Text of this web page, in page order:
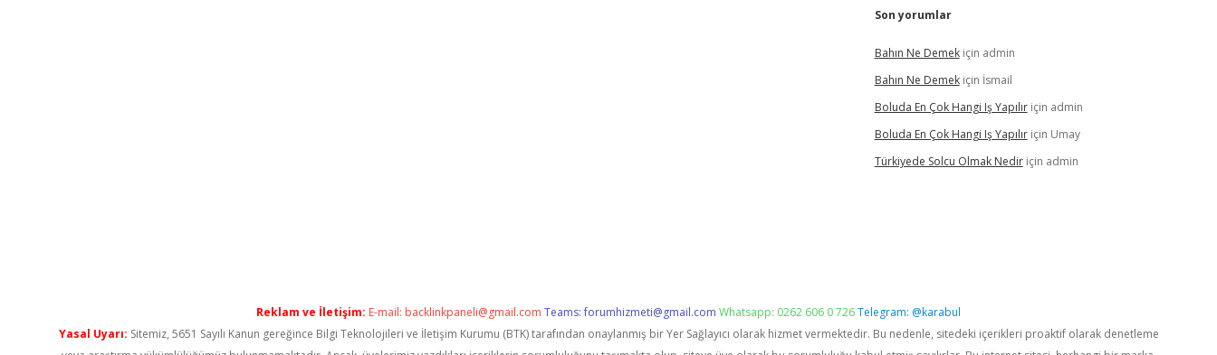
Son yorumlar
Bahın Ne Demekiçin admin
Bahın Ne Demekiçin İsmail
Boluda En Çok Hangi Iş Yapılıriçin admin
Boluda En Çok Hangi Iş Yapılıriçin Umay
Türkiyede Solcu Olmak Nediriçin admin
Reklam ve İletişim: E-mail: backlinkpaneli@gmail.com Teams:forumhizmeti@gmail.com Whatsapp: 0262 606 0 726Telegram: @karabul
Yasal Uyarı: Sitemiz, 5651 Sayılı Kanun gereğince Bilgi Teknolojileri ve İletişim Kurumu (BTK) tarafından onaylanmış bir Yer Sağlayıcı olarak hizmet vermektedir. Bu nedenle, sitedeki içerikleri proaktif olarak denetleme